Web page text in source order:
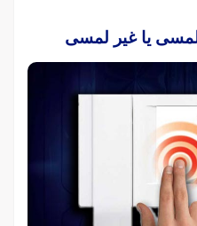
یا غیر لمسی